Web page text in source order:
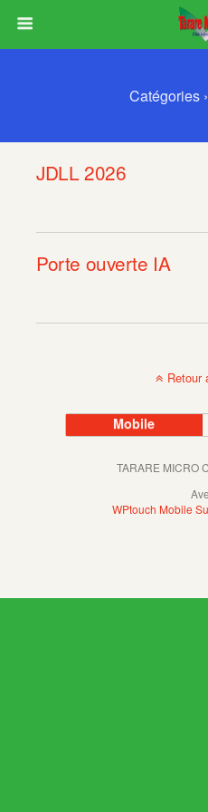
Catégories ›
JDLL 2026
Porte ouverte IA
Retour
Mobile
TARARE MICRO
WPtouch Mobile